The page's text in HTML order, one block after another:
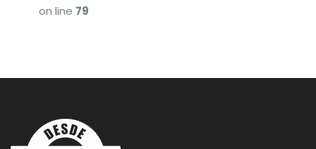
on line 79